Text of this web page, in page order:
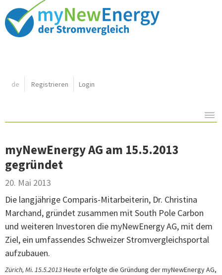
de Registrieren Login
Inhalt:
myNewEnergy AG am 15.5.2013
gegründet
20. Mai 2013
Die langjährige Comparis-Mitarbeiterin, Dr. Christina
Marchand, gründet zusammen mit South Pole Carbon
und weiteren Investoren die myNewEnergy AG, mit dem
Ziel, ein umfassendes Schweizer Stromvergleichsportal
aufzubauen.
Zürich, Mi. 15.5.2013Heute erfolgte die Gründung der myNewEnergy AG,